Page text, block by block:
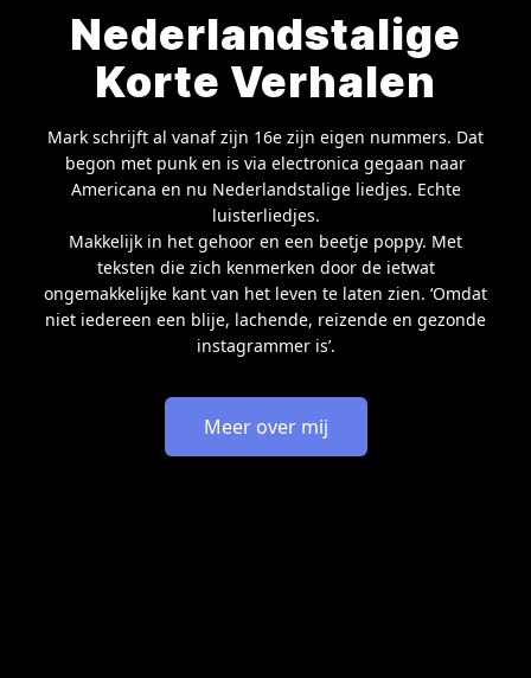
Nederlandstalige
Korte Verhalen
Mark schrijft al vanaf zijn 16e zijn eigen nummers. Dat
begon met punk en is via electronica gegaan naar
Americana en nu Nederlandstalige liedjes. Echte
luisterliedjes.
Makkelijk in het gehoor en een beetje poppy. Met
teksten die zich kenmerken door de ietwat
ongemakkelijke kant van het leven te laten zien. ‘Omdat
niet iedereen een blije, lachende, reizende en gezonde
instagrammer is’.
Meer over mij